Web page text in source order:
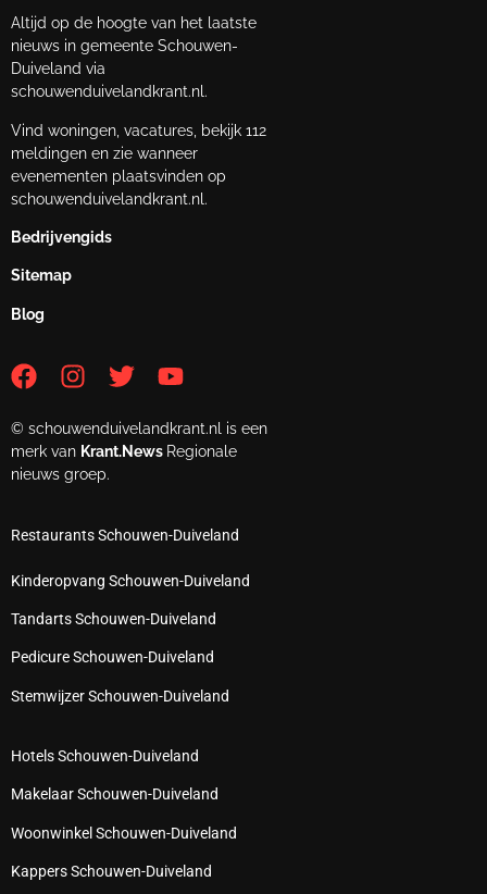
Altijd op de hoogte van het laatste
nieuws in gemeente Schouwen-
Duiveland via
schouwenduivelandkrant.nl.
Vind woningen, vacatures, bekijk 112
meldingen en zie wanneer
evenementen plaatsvinden op
schouwenduivelandkrant.nl.
Bedrijvengids
Sitemap
Blog
© schouwenduivelandkrant.nl is een
merk van Krant.News Regionale
nieuws groep.
Restaurants Schouwen-Duiveland
Kinderopvang Schouwen-Duiveland
Tandarts Schouwen-Duiveland
Pedicure Schouwen-Duiveland
Stemwijzer Schouwen-Duiveland
Hotels Schouwen-Duiveland
Makelaar Schouwen-Duiveland
Woonwinkel Schouwen-Duiveland
Kappers Schouwen-Duiveland